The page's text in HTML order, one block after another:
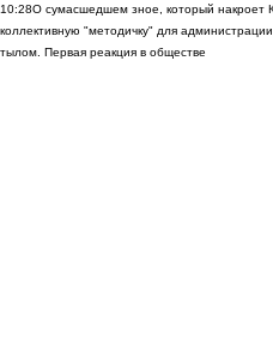
10:28О сумасшедшем зное, который накроет
коллективную "методичку" для
тылом. Первая реакция в обществе